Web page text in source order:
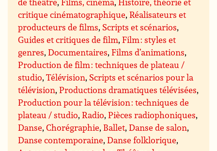
critique cinématographique,Réalisateurs et
producteurs de films, Scripts et scénarios,
Guides et critiques de film,Film : styles et
genres,Documentaires,Films d’animations,
Production de film : techniques de plateau /
studio,Télévision, Scripts et scénarios pour la
télévision,Productions dramatiques télévisées,
Production pour la télévision : techniques de
plateau / studio,Radio,Pièces radiophoniques,
Danse,Chorégraphie, Ballet,Danse de salon,
Danse contemporaine,Danse folklorique,